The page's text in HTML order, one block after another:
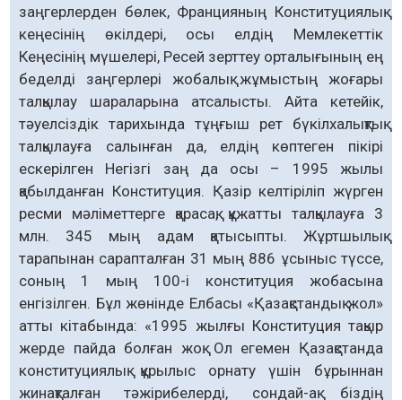
заңгерлерден бөлек, Францияның Конституциялық
кеңесінің өкілдері, осы елдің Мемлекеттік
Кеңесінің мүшелері, Ресей зерттеу орталығының ең
беделді заңгерлері жобалық жұмыстың жоғары
талқылау шараларына атсалысты. Айта кетейік,
тәуелсіздік тарихында тұңғыш рет бүкілхалықтық
талқылауға салынған да, елдің көптеген пікірі
ескерілген Негізгі заң да осы – 1995 жылы
қабылданған Конституция. Қазір келтіріліп жүрген
ресми мәліметтерге қарасақ, құжатты талқылауға 3
млн. 345 мың адам қатысыпты. Жұртшылық
тарапынан сарапталған 31 мың 886 ұсыныс түссе,
соның 1 мың 100-і конституция жобасына
енгізілген. Бұл жөнінде Елбасы «Қазақстандық жол»
атты кітабында: «1995 жылғы Конституция тақыр
жерде пайда болған жоқ. Ол егемен Қазақстанда
конституциялық құрылыс орнату үшін бұрыннан
жинақталған тәжірибелерді, сондай-ақ біздің